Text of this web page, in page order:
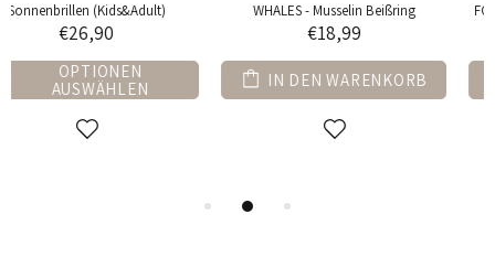
WHALES - Musselin Beißring
€18,99
IN DEN WARENKORB
FOREST ANIMALS - Musselin Beißring
€18,99
IN DEN WARENKORB